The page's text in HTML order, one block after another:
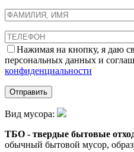
Нажимая на кнопку, я даю
персональных данных и
конфиденциальности
Вид мусора:
ТБО - твердые бытовые
обычный бытовой мусор,